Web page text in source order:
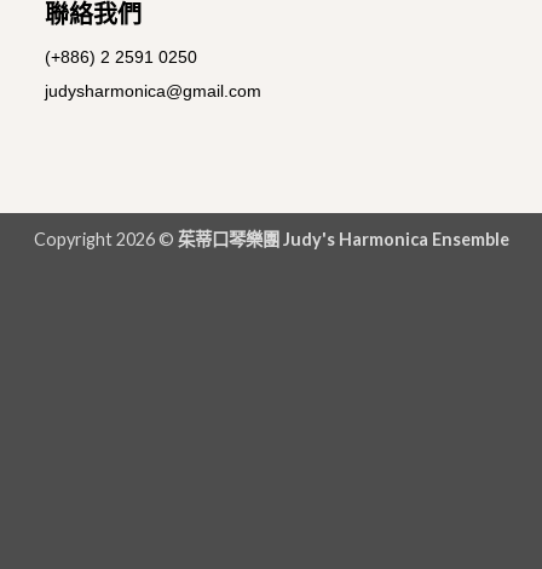
聯絡我們
(+886) 2 2591 0250
judysharmonica@gmail.com
Copyright 2026 © 茱蒂口琴樂團 Judy's Harmonica Ensemble